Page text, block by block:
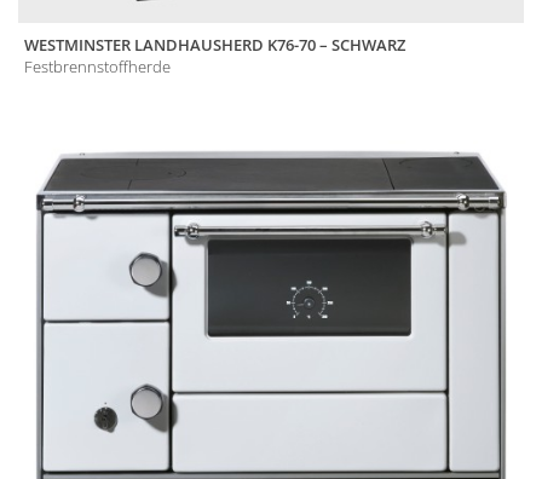
WESTMINSTER LANDHAUSHERD K76-70 – SCHWARZ
Festbrennstoffherde